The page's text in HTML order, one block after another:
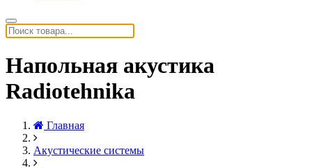
Напольная акустика
Radiotehnika
Главная
Акустические системы